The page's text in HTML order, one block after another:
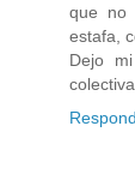
que no
estafa,
Dejo